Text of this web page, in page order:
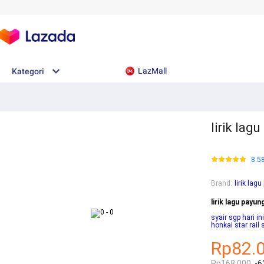
Kategori LazMall
lirik lagu
Brand : lirik
lirik lagu
syair sgp hari
honkai star rail